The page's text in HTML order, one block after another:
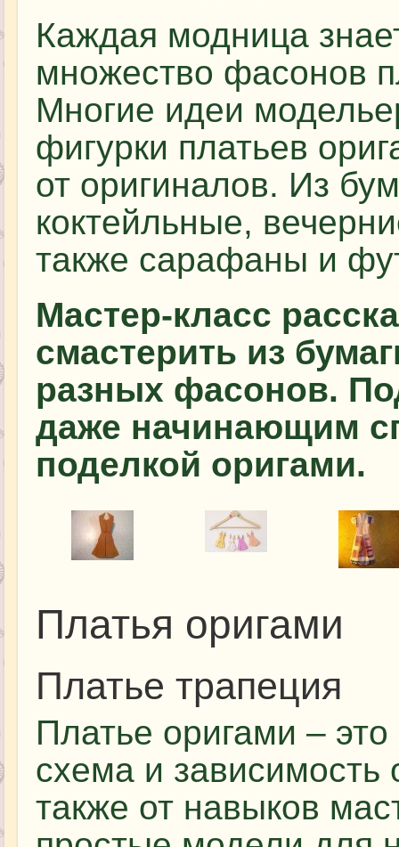
Каждая модница
множество фасонов
Многие идеи
фигурки платьев
от оригиналов. Из
коктейльные,
также сарафаны и
Мастер-класс
смастерить из
разных фасонов.
даже начинающим
поделкой оригами.
Платья оригами
Платье трапеция
Платье оригами –
схема и
также от навыков